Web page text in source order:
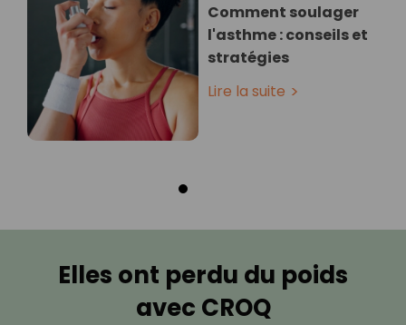
Comment soulager
l'asthme : conseils et
stratégies
Lire la suite
Elles ont perdu du poids
avec CROQ